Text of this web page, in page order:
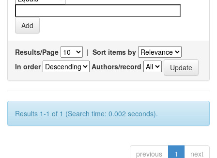
Results/Page | Sort items by
In order
Authors/record
Results 1-1 of 1 (Search time: 0.002 seconds).
previous 1 next